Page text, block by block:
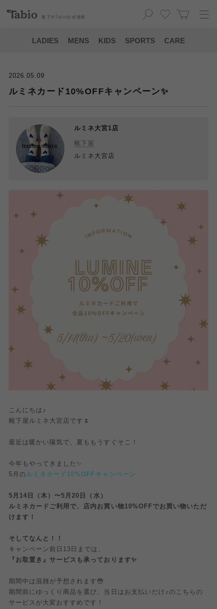
靴下の Tabio 公式通販
LADIES MENS KIDS SPORTS CARE
2026.05.09
ルミネカード10%OFFキャンペーン✨
ルミネ大宮1店
靴下屋
ルミネ大宮店
こんにちは♪
靴下屋ルミネ大宮店です🌷
最近は暖かい陽気で、夏ももうすぐそこ！
今年もやってきました✨
5月の ルミネカード10%OFFキャンペーン
5月14日（木）〜5月20日（水）
ルミネカードご利用で、店内お買い物10%OFFでお買い物いただ
けます！
そしてなんと！！
キャンペーン前日13日までは、
『お取置き』サービスも承っております✨
期間中は混雑が予想されます😳
期間前にゆっくり商品を選び、当日はお支払いだけ♪のこちらの
サービスが大変おすすめです！